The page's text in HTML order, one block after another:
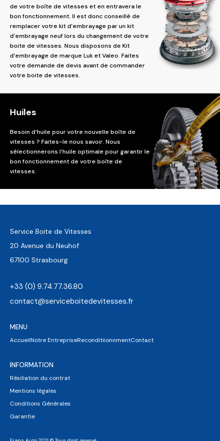
de votre boîte de vitesses et en entravera le
bon fonctionnement. Il est donc conseillé de
remplacer votre kit d’embrayage par un kit
d’embrayage neuf lors du changement de votre
boite de vitesses. Nous disposons de Kit
d’embrayage de marque Luk et Valeo. Faites
votre demande de devis avant de commander
votre boite de vitesses.
Huiles
Besoin d’huile pour votre nouvelle boîte de
vitesses ? Faites-le nous savoir. Nous
sélectionnerons l’huile optimale pour garantir le
bon fonctionnement de votre boîte de
vitesses.
Service Boite de Vitesses
20 Avenue du Neuhof
67100 Strasbourg
+33 (0) 9.74.77.36.80
contact@serviceboitedevitesses.fr
MENU
AccueilNotre EntrepriseReconditiionnmentContact
INFORMATION
Résiliation du contrat
Mentions légales
Conditions Générales
Garantie